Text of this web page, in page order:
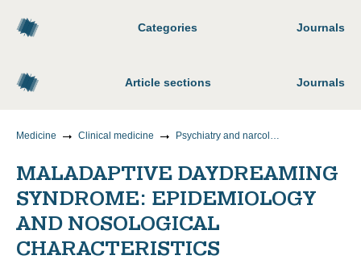
Categories Journals
Article sections Journals
Medicine Clinical medicine Psychiatry and narcology
MALADAPTIVE DAYDREAMING
SYNDROME: EPIDEMIOLOGY
AND NOSOLOGICAL
CHARACTERISTICS